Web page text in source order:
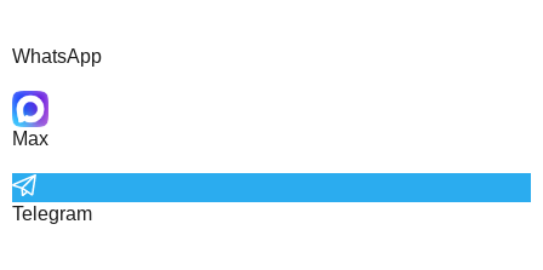
WhatsApp
Max
Telegram